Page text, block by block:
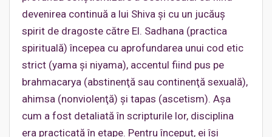
devenirea continuă a lui Shiva şi cu un jucăuş
spirit de dragoste către El. Sadhana (practica
spirituală) începea cu aprofundarea unui cod etic
strict (yama şi niyama), accentul fiind pus pe
brahmacarya (abstinenţă sau continenţă sexuală),
ahimsa (nonviolenţă) şi tapas (ascetism). Aşa
cum a fost detaliată în scripturile lor, disciplina
era practicată în etape. Pentru început, ei îşi